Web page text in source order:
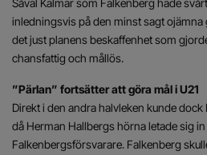
Såväl Kalmar som Falkenberg hade
inledningsvis på den minst sagt ojämna
det justplanensbeskaffenhet som
chansfattig och mållös.
”Pärlan” fortsätter att göra mål i U21
Direkt i den andra halvleken kunde
då Herman Hallbergs hörna letade sig in
Falkenbergsförsvarare. Falkenberg